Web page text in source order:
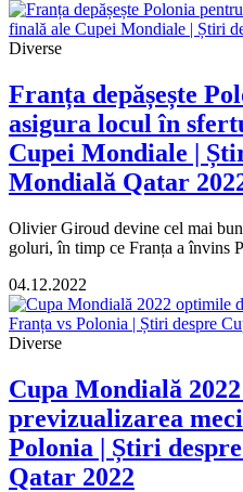
Diverse
Franța depășește
asigura locul în
Cupei Mondiale |
Mondială Qatar
Olivier Giroud devine cel mai
goluri, în timp ce Franța a învins
04.12.2022
Diverse
Cupa Mondială
previzualizarea
Polonia | Știri
Qatar 2022